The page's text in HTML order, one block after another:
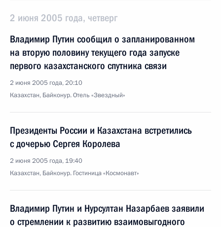
2 июня 2005 года, четверг
Владимир Путин сообщил о запланированном
на вторую половину текущего года запуске
первого казахстанского спутника связи
2 июня 2005 года, 20:10
Казахстан, Байконур. Отель «Звездный»
Президенты России и Казахстана встретились
с дочерью Сергея Королева
2 июня 2005 года, 19:40
Казахстан, Байконур. Гостиница «Космонавт»
Владимир Путин и Нурсултан Назарбаев заявили
о стремлении к развитию взаимовыгодного